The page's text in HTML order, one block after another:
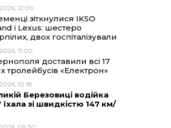
12:00
зіткнулися IKSO
і Lexus: шестеро
двох госпіталізували
11:00
доставили всі 17
тролейбусів «Електрон»
10:18
Березовиці водійка
їхала зі швидкістю 147 км/